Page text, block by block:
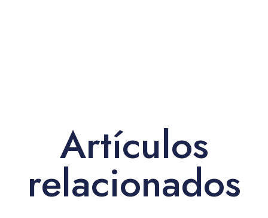
Artículos
relacionados